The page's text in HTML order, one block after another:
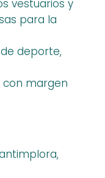
vestuarios y
para la
deporte,
con margen